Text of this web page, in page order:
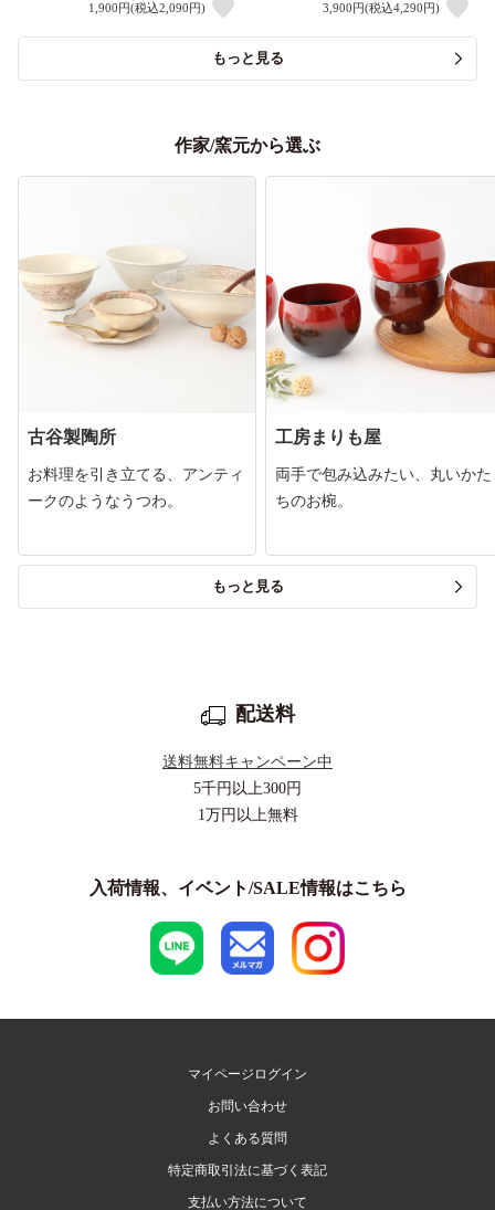
1,900円(税込2,090円) 3,900円(税込4,290円)
もっと見る
作家/窯元から選ぶ
古谷製陶所
お料理を引き立てる、アンティ
ークのようなうつわ。
工房まりも屋
両手で包み込みたい、丸いかた
ちのお椀。
もっと見る
配送料
送料無料キャンペーン中
5千円以上300円
1万円以上無料
入荷情報、イベント/SALE情報はこちら
マイページログイン
お問い合わせ
よくある質問
特定商取引法に基づく表記
支払い方法について